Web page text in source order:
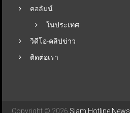
คอลัมน์
ในประเทศ
วิดีโอ-คลิปข่าว
ติดต่อเรา
Copyright © 2026 Siam Hotline News